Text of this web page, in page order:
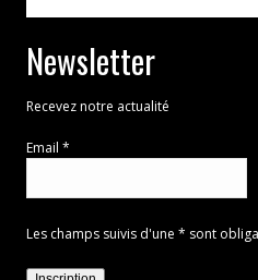
Newsletter
Recevez notre actualité
Email *
Les champs suivis d'une * sont